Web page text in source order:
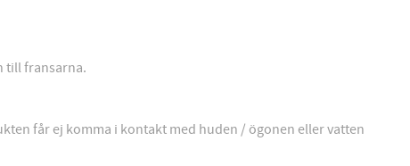
till fransarna.
får ej komma i kontakt med huden / ögonen eller vatten